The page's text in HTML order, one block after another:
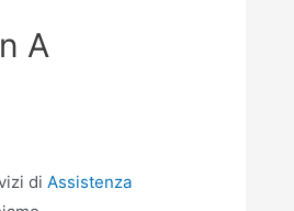
A
diAssistenza